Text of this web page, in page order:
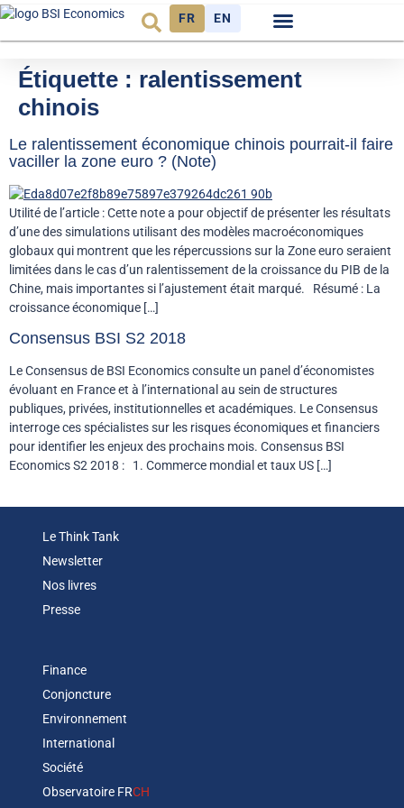
FR EN
Étiquette : ralentissement
chinois
Le ralentissement économique chinois pourrait-il faire
vaciller la zone euro ? (Note)
Utilité de l’article : Cette note a pour objectif de présenter les résultats
d’une des simulations utilisant des modèles macroéconomiques
globaux qui montrent que les répercussions sur la Zone euro seraient
limitées dans le cas d’un ralentissement de la croissance du PIB de la
Chine, mais importantes si l’ajustement était marqué. Résumé : La
croissance économique […]
Consensus BSI S2 2018
Le Consensus de BSI Economics consulte un panel d’économistes
évoluant en France et à l’international au sein de structures
publiques, privées, institutionnelles et académiques. Le Consensus
interroge ces spécialistes sur les risques économiques et financiers
pour identifier les enjeux des prochains mois. Consensus BSI
Economics S2 2018 : 1. Commerce mondial et taux US […]
Le Think Tank
Newsletter
Nos livres
Presse
Finance
Conjoncture
Environnement
International
Société
Observatoire FRCH